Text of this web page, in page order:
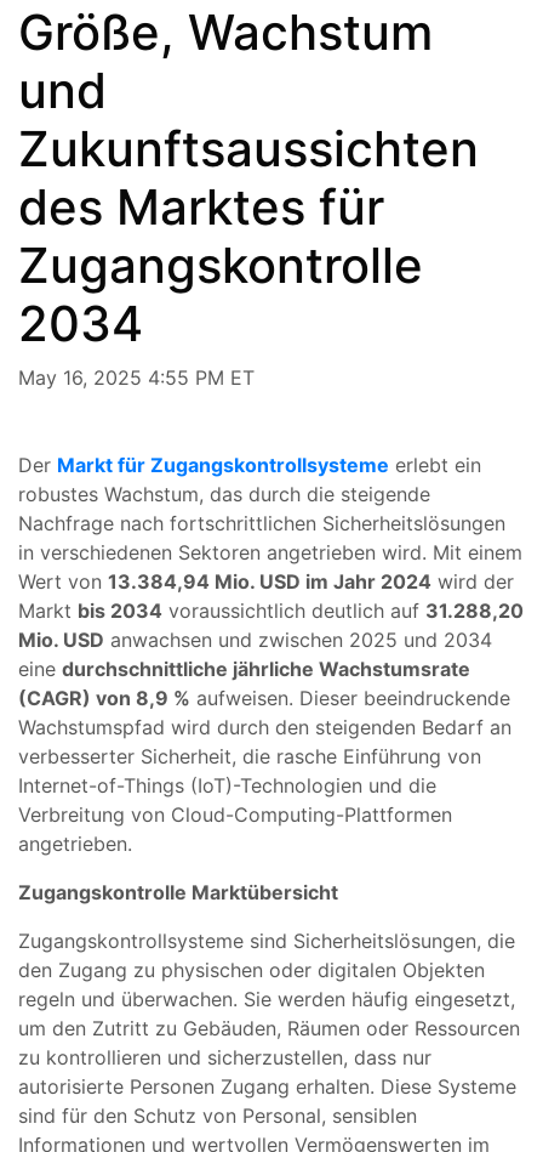
Größe, Wachstum
und
Zukunftsaussichten
des Marktes für
Zugangskontrolle
2034
May 16, 2025 4:55 PM ET
Der Markt für Zugangskontrollsysteme erlebt ein
robustes Wachstum, das durch die steigende
Nachfrage nach fortschrittlichen Sicherheitslösungen
in verschiedenen Sektoren angetrieben wird. Mit einem
Wert von 13.384,94 Mio. USD im Jahr 2024 wird der
Markt bis 2034 voraussichtlich deutlich auf 31.288,20
Mio. USD anwachsen und zwischen 2025 und 2034
eine durchschnittliche jährliche Wachstumsrate
(CAGR) von 8,9 % aufweisen. Dieser beeindruckende
Wachstumspfad wird durch den steigenden Bedarf an
verbesserter Sicherheit, die rasche Einführung von
Internet-of-Things (IoT)-Technologien und die
Verbreitung von Cloud-Computing-Plattformen
angetrieben.
Zugangskontrolle Marktübersicht
Zugangskontrollsysteme sind Sicherheitslösungen, die
den Zugang zu physischen oder digitalen Objekten
regeln und überwachen. Sie werden häufig eingesetzt,
um den Zutritt zu Gebäuden, Räumen oder Ressourcen
zu kontrollieren und sicherzustellen, dass nur
autorisierte Personen Zugang erhalten. Diese Systeme
sind für den Schutz von Personal, sensiblen
Informationen und wertvollen Vermögenswerten im